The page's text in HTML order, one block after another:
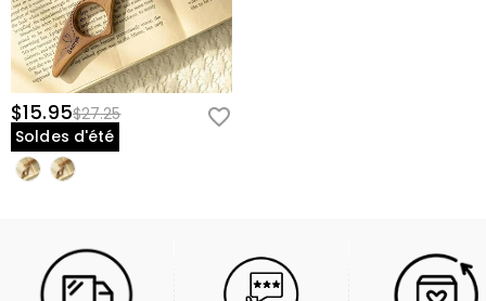
$15.95$27.25
Soldes d'été